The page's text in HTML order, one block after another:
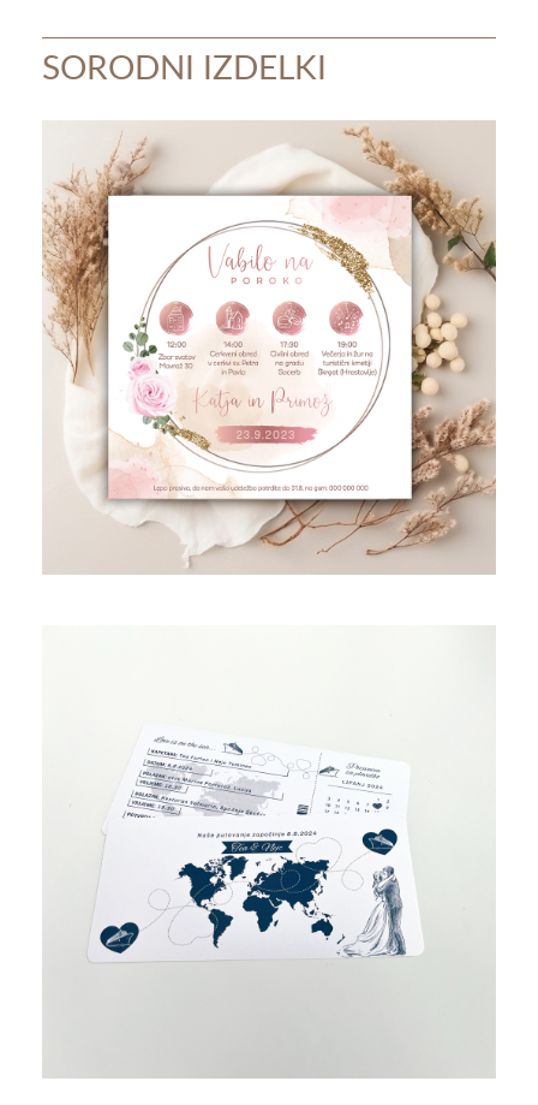
SORODNI IZDELKI